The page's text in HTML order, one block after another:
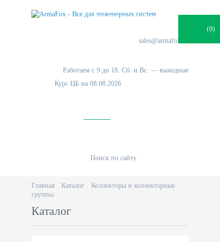
Все для инженерных систем
sales@armafox.ru
Работаем с 9 до 18. Сб. и Вс. — выходные
Курс ЦБ на 08.08.2026
Поиск по сайту
(0)
Главная Каталог
Коллекторы и коллекторные
группы
Каталог